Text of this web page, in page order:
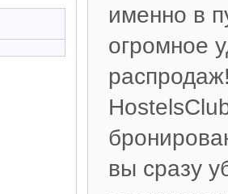
именно в
огромное
вы сразу